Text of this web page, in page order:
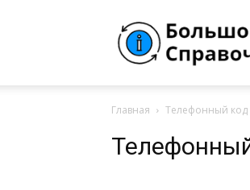
Справочная
России
Главная Телефонный код